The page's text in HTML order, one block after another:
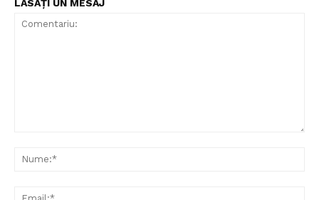
LĂSAȚI UN MESAJ